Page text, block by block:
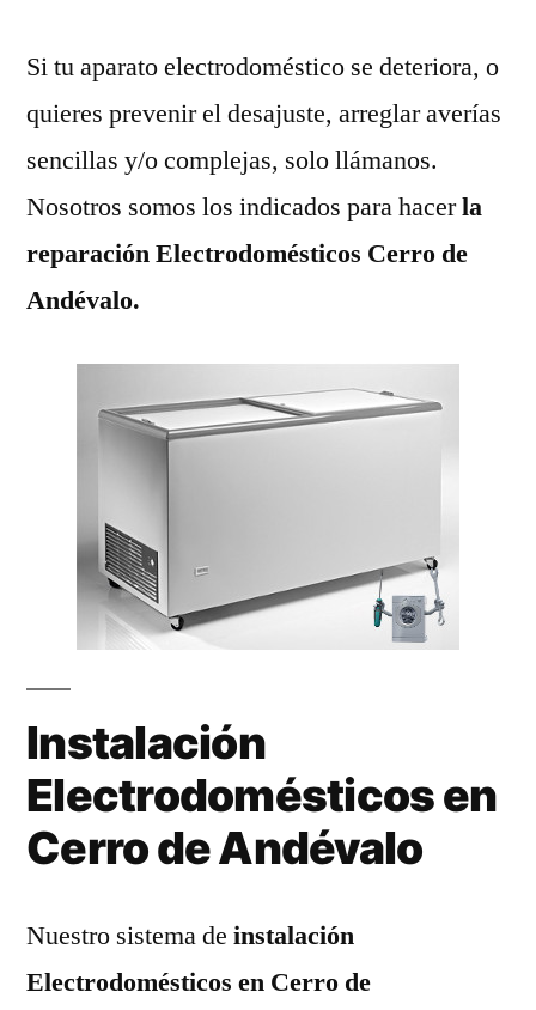
Si tu aparato electrodoméstico se deteriora, o
quieres prevenir el desajuste, arreglar averías
sencillas y/o complejas, solo llámanos.
Nosotros somos los indicados para hacerla
reparación Electrodomésticos Cerro de
Andévalo.
Instalación
Electrodomésticos en
Cerro de Andévalo
Nuestro sistema de instalación
Electrodomésticos en Cerro de